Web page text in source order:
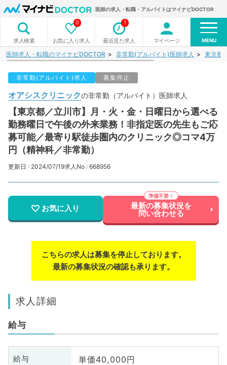
医師の求人・転職・アルバイトはマイナビDOCTOR
求人検索 お気に入り求人
0
最近見た求人
1
マイページ MENU
医師求人・転職のマイナビDOCTOR 非常勤(アルバイト)医師求人 東京都
非常勤(アルバイト)求人 募集停止
オアシスクリニックの非常勤（アルバイト）医師求人
【東京都／立川市】月・火・金・日曜日から選べる
勤務曜日で午後の外来業務！非指定医の先生もご応
募可能／最寄り駅徒歩圏内のクリニック◎コマ4万
円（精神科／非常勤）
更新日 : 2024/07/19求人No : 668956
お気に入り 最新の募集状況を
問い合わせる
こちらの求人は募集を停止しております。
最新の募集状況の確認も承ります。
求人詳細
給与
給与 単価40,000円